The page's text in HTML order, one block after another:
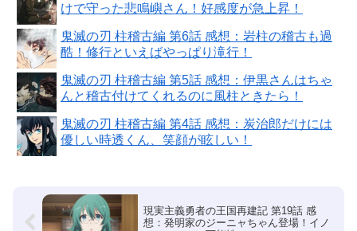
けで守った悲鳴嶼さん！好感度が急上昇！
鬼滅の刃 柱稽古編 第6話 感想：岩柱の稽古も過
酷！修行といえばやっぱり滝行！
鬼滅の刃 柱稽古編 第5話 感想：伊黒さんはちゃ
んと稽古付けてくれるのに風柱ときたら！
鬼滅の刃 柱稽古編 第4話 感想：炭治郎だけには
優しい時透くん、笑顔が眩しい！
現実主義勇者の王国再建記 第19話 感
想：発明家のジーニャちゃん登場！イノ